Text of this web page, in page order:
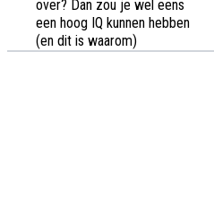
over? Dan zou je wel eens
een hoog IQ kunnen hebben
(en dit is waarom)